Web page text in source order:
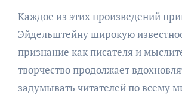
Каждое из этих произведений
Эйдельштейну широкую
признание как писателя и
творчество продолжает
задумывать читателей по всему